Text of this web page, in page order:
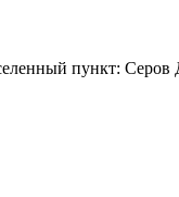
пункт: Серов